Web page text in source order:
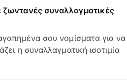
συναλλαγματικές
σου νομίσματα για να
η συναλλαγματική ισοτιμία